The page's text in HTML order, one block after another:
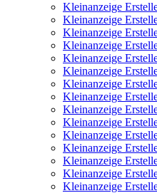
Kleinanzeige
Kleinanzeige
Kleinanzeige
Kleinanzeige
Kleinanzeige
Kleinanzeige
Kleinanzeige
Kleinanzeige
Kleinanzeige
Kleinanzeige
Kleinanzeige
Kleinanzeige
Kleinanzeige
Kleinanzeige
Kleinanzeige